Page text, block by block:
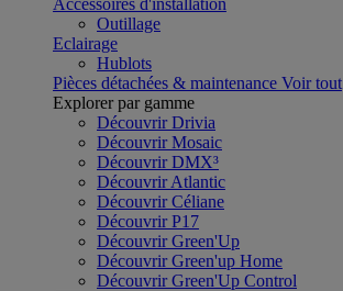
Accessoires d'installation
Outillage
Eclairage
Hublots
Pièces détachées & maintenance Voir tout
Explorer par gamme
Découvrir Drivia
Découvrir Mosaic
Découvrir DMX³
Découvrir Atlantic
Découvrir Céliane
Découvrir P17
Découvrir Green'Up
Découvrir Green'up Home
Découvrir Green'Up Control